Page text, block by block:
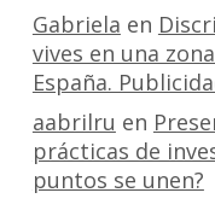
Gabriela en
vives en una
España.
aabrilru en
prácticas de
puntos se unen?